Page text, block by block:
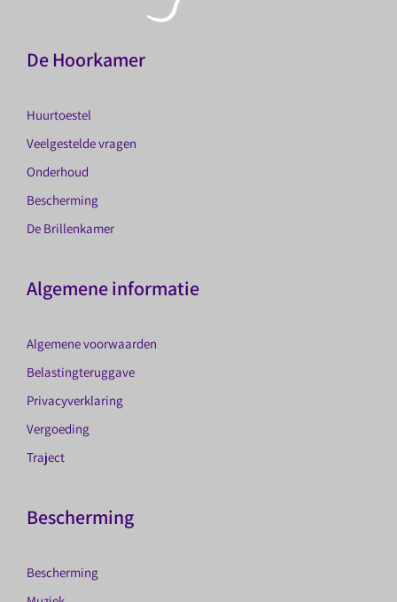
De Hoorkamer
Huurtoestel
Veelgestelde vragen
Onderhoud
Bescherming
De Brillenkamer
Algemene informatie
Algemene voorwaarden
Belastingteruggave
Privacyverklaring
Vergoeding
Traject
Bescherming
Bescherming